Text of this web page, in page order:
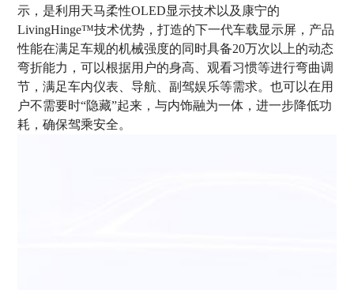
示，是利用天马柔性OLED显示技术以及康宁的
LivingHinge™技术优势，打造的下一代车载显示屏，产品
性能在满足车规的机械强度的同时具备20万次以上的动态
弯折能力，可以根据用户的身高、观看习惯等进行弯曲调
节，满足车内仪表、导航、副驾娱乐等需求。也可以在用
户不需要时“隐藏”起来，与内饰融为一体，进一步降低功
耗，确保驾乘安全。